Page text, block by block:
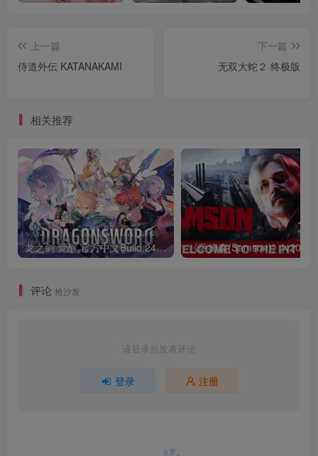
上一篇
侍道外伝 KATANAKAMI
下一篇
无双大蛇２ 终极版
相关推荐
龙之剑 觉醒 官方中文Build.24487183
评论 抢沙发
请登录后发表评论
登录 注册